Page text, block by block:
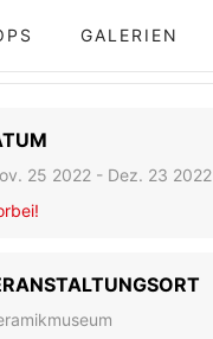
GALERIEN
25 2022 - Dez. 23 2022